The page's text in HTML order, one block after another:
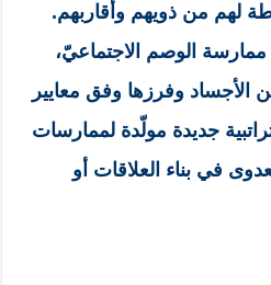
لهم من ذويهم وأقاربهم.
الوصم الاجتماعيّ،
الأجساد وفرزها وفق معايير
جديدة مولّدة لممارسات
في بناء العلاقات أو